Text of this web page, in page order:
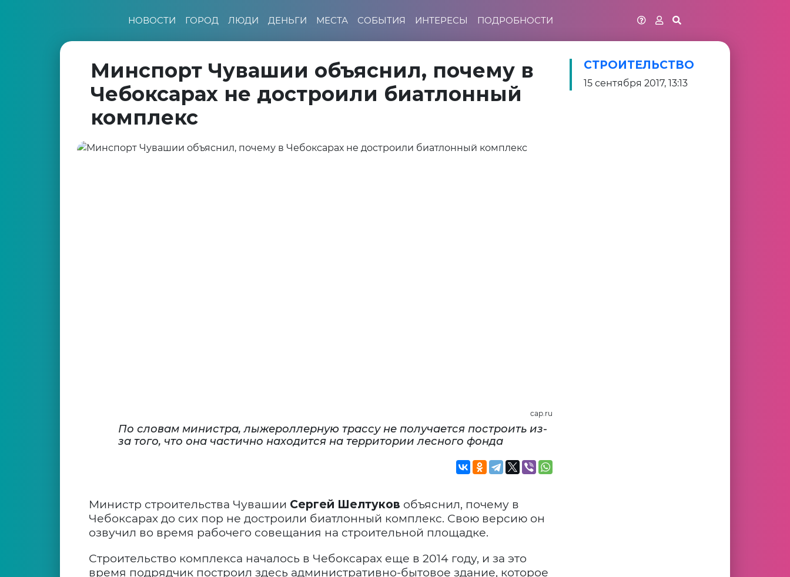
НОВОСТИ ГОРОД ЛЮДИ ДЕНЬГИ МЕСТА СОБЫТИЯ ИНТЕРЕСЫ ПОДРОБНОСТИ
Минспорт Чувашии объяснил, почему в
Чебоксарах не достроили биатлонный
комплекс
СТРОИТЕЛЬСТВО
15 сентября 2017, 13:13
cap.ru
По словам министра, лыжероллерную трассу не получается построить из-
за того, что она частично находится на территории лесного фонда
Министр строительства Чувашии Сергей Шелтуков объяснил, почему в
Чебоксарах до сих пор не достроили биатлонный комплекс. Свою версию он
озвучил во время рабочего совещания на строительной площадке.
Строительство комплекса началось в Чебоксарах еще в 2014 году, и за это
время подрядчик построил здесь административно-бытовое здание, которое